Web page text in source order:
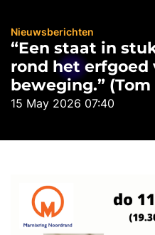
Nieuwsberichten
“Een staat in
rond het erfgoed
beweging.”
15 May 2026 07:40